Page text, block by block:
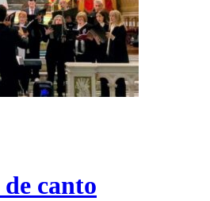
de canto